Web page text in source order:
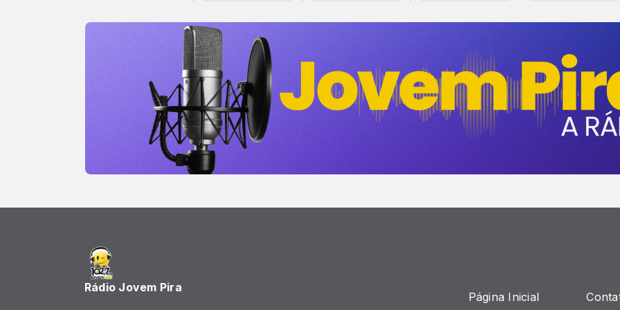
Rádio Jovem Pira
Página Inicial